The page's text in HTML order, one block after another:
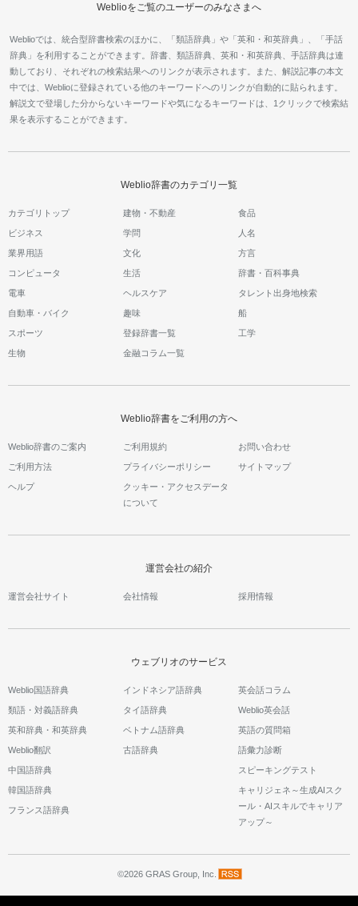
Weblioをご覧のユーザーのみなさまへ
Weblioでは、統合型辞書検索のほかに、「類語辞典」や「英和・和英辞典」、「手話
辞典」を利用することができます。辞書、類語辞典、英和・和英辞典、手話辞典は連
動しており、それぞれの検索結果へのリンクが表示されます。また、解説記事の本文
中では、Weblioに登録されている他のキーワードへのリンクが自動的に貼られます。
解説文で登場した分からないキーワードや気になるキーワードは、1クリックで検索結
果を表示することができます。
Weblio辞書のカテゴリ一覧
カテゴリトップ 建物・不動産 食品
ビジネス 学問 人名
業界用語 文化 方言
コンピュータ 生活 辞書・百科事典
電車 ヘルスケア タレント出身地検索
自動車・バイク 趣味 船
スポーツ 登録辞書一覧 工学
生物 金融コラム一覧
Weblio辞書をご利用の方へ
Weblio辞書のご案内 ご利用規約 お問い合わせ
ご利用方法 プライバシーポリシー サイトマップ
ヘルプ
クッキー・アクセスデータ
について
運営会社の紹介
運営会社サイト 会社情報 採用情報
ウェブリオのサービス
Weblio国語辞典
類語・対義語辞典
英和辞典・和英辞典
Weblio翻訳
中国語辞典
韓国語辞典
フランス語辞典
インドネシア語辞典
タイ語辞典
ベトナム語辞典
古語辞典
英会話コラム
Weblio英会話
英語の質問箱
語彙力診断
スピーキングテスト
キャリジェネ～生成AIスク
ール・AIスキルでキャリア
アップ～
©2026 GRAS Group, Inc.